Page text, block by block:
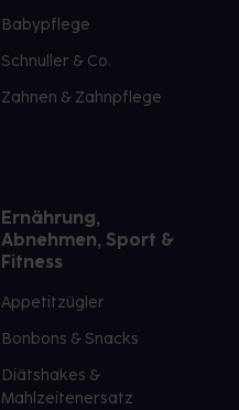
Babypflege
Schnuller & Co.
Zahnen & Zahnpflege
Ernährung,
Abnehmen, Sport &
Fitness
Appetitzügler
Bonbons & Snacks
Diätshakes &
Mahlzeitenersatz